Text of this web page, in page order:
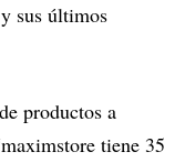
sus últimos
productos a
maximstore tiene 35